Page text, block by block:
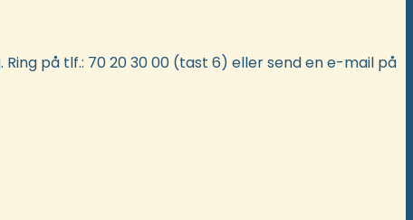
på tlf.: 70 20 30 00 (tast 6) eller send en e-mail på